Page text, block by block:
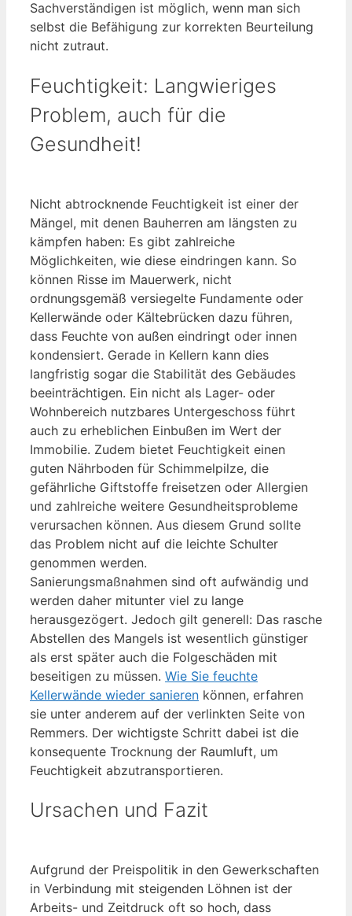
Sachverständigen ist möglich, wenn man sich
selbst die Befähigung zur korrekten Beurteilung
nicht zutraut.
Feuchtigkeit: Langwieriges
Problem, auch für die
Gesundheit!
Nicht abtrocknende Feuchtigkeit ist einer der
Mängel, mit denen Bauherren am längsten zu
kämpfen haben: Es gibt zahlreiche
Möglichkeiten, wie diese eindringen kann. So
können Risse im Mauerwerk, nicht
ordnungsgemäß versiegelte Fundamente oder
Kellerwände oder Kältebrücken dazu führen,
dass Feuchte von außen eindringt oder innen
kondensiert. Gerade in Kellern kann dies
langfristig sogar die Stabilität des Gebäudes
beeinträchtigen. Ein nicht als Lager- oder
Wohnbereich nutzbares Untergeschoss führt
auch zu erheblichen Einbußen im Wert der
Immobilie. Zudem bietet Feuchtigkeit einen
guten Nährboden für Schimmelpilze, die
gefährliche Giftstoffe freisetzen oder Allergien
und zahlreiche weitere Gesundheitsprobleme
verursachen können. Aus diesem Grund sollte
das Problem nicht auf die leichte Schulter
genommen werden.
Sanierungsmaßnahmen sind oft aufwändig und
werden daher mitunter viel zu lange
herausgezögert. Jedoch gilt generell: Das rasche
Abstellen des Mangels ist wesentlich günstiger
als erst später auch die Folgeschäden mit
beseitigen zu müssen. Wie Sie feuchte
Kellerwände wieder sanieren können, erfahren
sie unter anderem auf der verlinkten Seite von
Remmers. Der wichtigste Schritt dabei ist die
konsequente Trocknung der Raumluft, um
Feuchtigkeit abzutransportieren.
Ursachen und Fazit
Aufgrund der Preispolitik in den Gewerkschaften
in Verbindung mit steigenden Löhnen ist der
Arbeits- und Zeitdruck oft so hoch, dass